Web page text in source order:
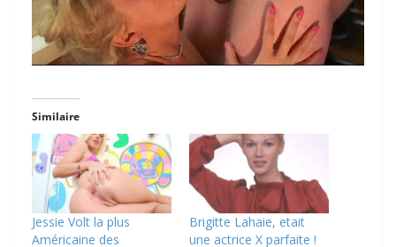
Similaire
Jessie Volt la plus
Américaine des
Brigitte Lahaie, etait
une actrice X parfaite !